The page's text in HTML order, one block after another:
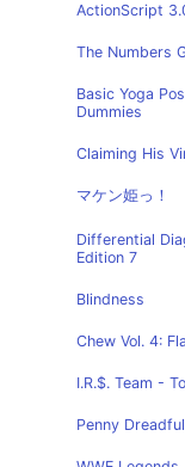
ActionScript
The Numbers
Basic Yoga
Dummies
Claiming His
マケン姫っ！
Differential
Edition 7
Blindness
Chew Vol. 4:
I.R.$. Team -
Penny